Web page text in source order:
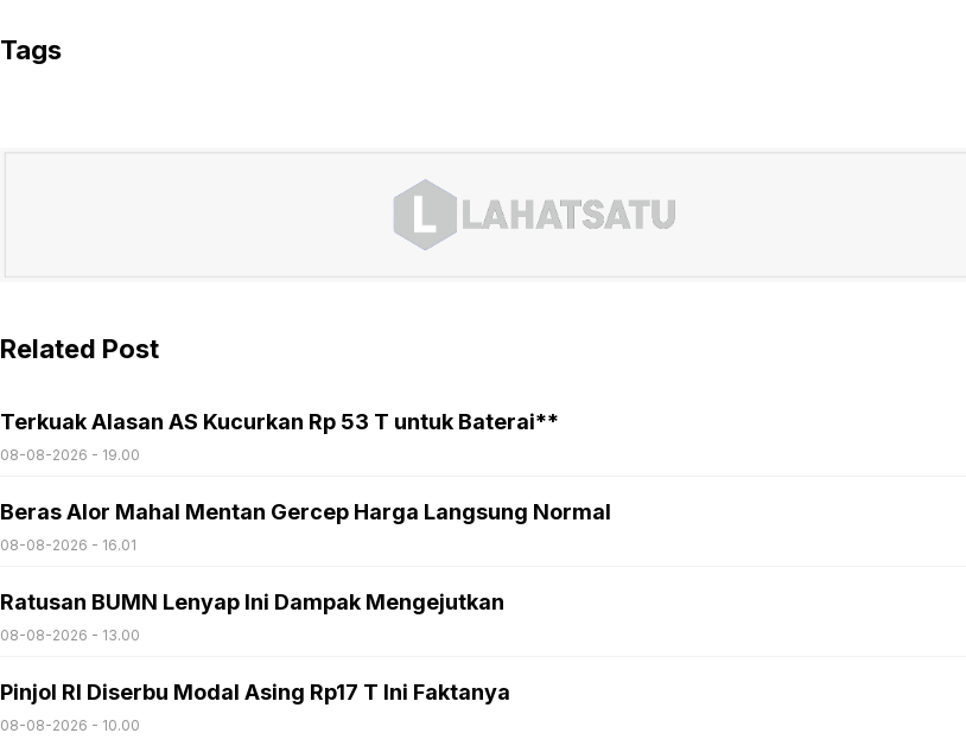
Tags
Related Post
Terkuak Alasan AS Kucurkan Rp 53 T untuk Baterai**
08-08-2026 - 19.00
Beras Alor Mahal Mentan Gercep Harga Langsung Normal
08-08-2026 - 16.01
Ratusan BUMN Lenyap Ini Dampak Mengejutkan
08-08-2026 - 13.00
Pinjol RI Diserbu Modal Asing Rp17 T Ini Faktanya
08-08-2026 - 10.00